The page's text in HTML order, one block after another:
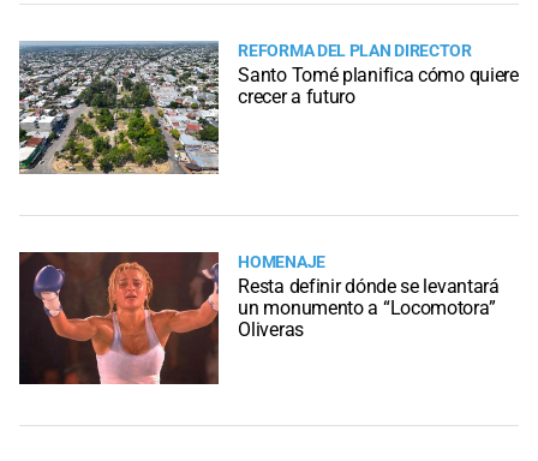
REFORMA DEL PLAN DIRECTOR
Santo Tomé planifica cómo quiere
crecer a futuro
HOMENAJE
Resta definir dónde se levantará
un monumento a “Locomotora”
Oliveras